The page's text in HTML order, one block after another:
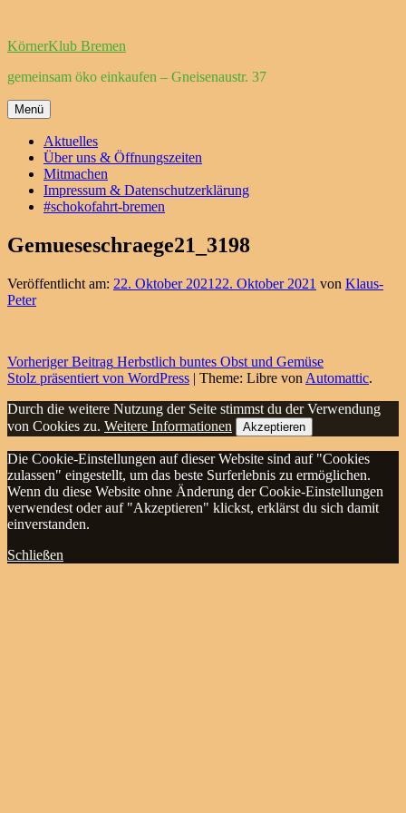
springen
KörnerKlub Bremen
gemeinsam öko einkaufen – Gneisenaustr. 37
Menü
Aktuelles
Über uns & Öffnungszeiten
Mitmachen
Impressum & Datenschutzerklärung
#schokofahrt-bremen
Gemueseschraege21_3198
Veröffentlicht am: 22. Oktober 2021 22. Oktober 2021 von Klaus-
Peter
Beitragsnavigation
Vorheriger Beitrag Herbstlich buntes Obst und Gemüse
Stolz präsentiert von WordPress | Theme: Libre von Automattic.
Durch die weitere Nutzung der Seite stimmst du der Verwendung
von Cookies zu. Weitere Informationen Akzeptieren
Die Cookie-Einstellungen auf dieser Website sind auf "Cookies
zulassen" eingestellt, um das beste Surferlebnis zu ermöglichen.
Wenn du diese Website ohne Änderung der Cookie-Einstellungen
verwendest oder auf "Akzeptieren" klickst, erklärst du sich damit
einverstanden.
Schließen